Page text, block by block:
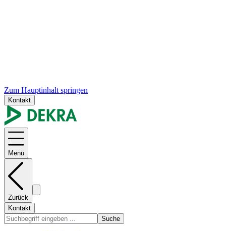
Zum Hauptinhalt springen
Kontakt
Menü
Zurück
Kontakt
Suche